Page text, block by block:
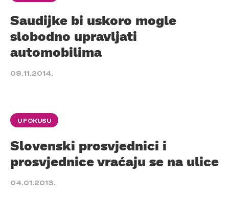
Saudijke bi uskoro mogle
slobodno upravljati
automobilima
08.11.2014.
U FOKUSU
Slovenski prosvjednici i
prosvjednice vraćaju se na ulice
04.01.2013.